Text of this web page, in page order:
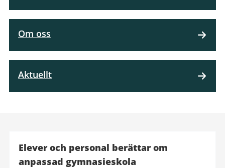
Om oss
Aktuellt
Elever och personal berättar om
anpassad gymnasieskola